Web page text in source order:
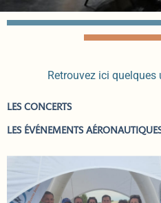
Retrouvez ici
LES CONCERTS
LES ÉVÉNEMENTS